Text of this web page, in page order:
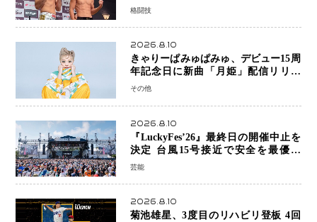
が体重超過…秋元強真―クレベルは両
格闘技
2026.8.10
きゃりーぱみゅぱみゅ、デビュー15周
年記念日に新曲「月姫」配信リリー
ス 自身初の主催フェス「PAMYU
その他
2026.8.10
『LuckyFes’26』最終日の開催中止を
決定 台風15号接近で安全を最優先
「苦渋の判断」
芸能
2026.8.10
菊池雄星、3度目のリハビリ登板 4回